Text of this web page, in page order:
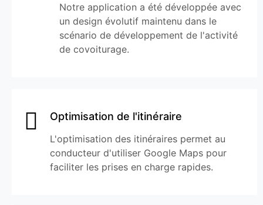
Notre application a été développée avec
un design évolutif maintenu dans le
scénario de développement de l'activité
de covoiturage.
Optimisation de l'itinéraire
L'optimisation des itinéraires permet au
conducteur d'utiliser Google Maps pour
faciliter les prises en charge rapides.